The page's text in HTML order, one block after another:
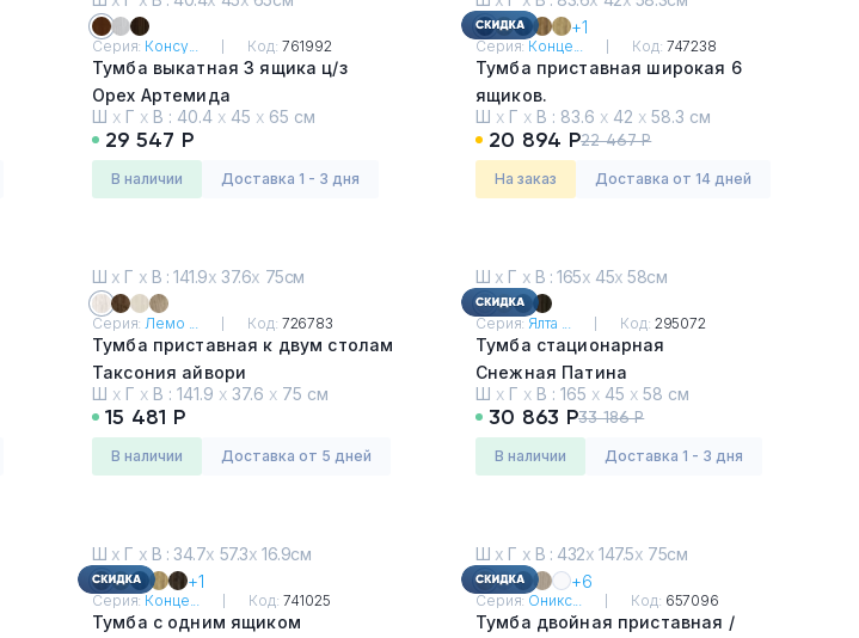
Серия: Консу... Код: 761992
Тумба выкатная 3 ящика ц/з
Орех Артемида
Ш х Г х В : 40.4 х 45 х 65 см
29 547 Р
в наличии Доставка 1 - 3 дня
+1
Серия: Конце... Код: 747238
Тумба приставная широкая 6
ящиков.
Дуб Мали - Черный
Ш х Г х В : 83.6 х 42 х 58.3 см
20 894 Р22 467 Р
На заказ Доставка от 14 дней
Ш х Г х В : 141.9х 37.6х 75см
Серия:Лемо ... Код: 726783
Тумба приставная к двум столам
Таксония айвори
Ш х Г х В : 141.9 х 37.6 х 75 см
15 481 Р
в наличии Доставка от 5 дней
Ш х Г х В : 165х 45х 58см
Серия: Ялта ... Код: 295072
Тумба стационарная
Снежная Патина
Ш х Г х В : 165 х 45 х 58 см
30 863 Р33 186 Р
в наличии Доставка 1 - 3 дня
Ш х Г х В : 34.7х 57.3х 16.9см
+1
Серия: Конце... Код: 741025
Тумба с одним ящиком
Ш х Г х В : 432х 147.5х 75см
+6
Серия: Оникс... Код: 657096
Тумба двойная приставная /